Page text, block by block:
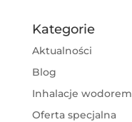
Kategorie
Aktualności
Blog
Inhalacje wodorem
Oferta specjalna